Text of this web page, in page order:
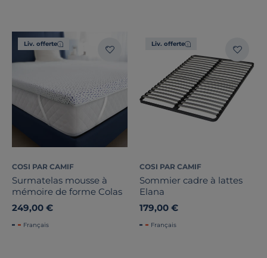
Liv. offerte
COSI PAR CAMIF
Surmatelas mousse à
mémoire de forme Colas
249,00 €
Français
Liv. offerte
COSI PAR CAMIF
Sommier cadre à lattes
Elana
179,00 €
Français